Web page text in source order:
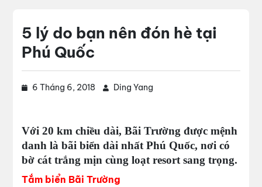
5 lý do bạn nên đón hè tại
Phú Quốc
6 Tháng 6, 2018 Ding Yang
Với 20 km chiều dài, Bãi Trường được mệnh
danh là bãi biển dài nhất Phú Quốc, nơi có
bờ cát trắng mịn cùng loạt resort sang trọng.
Tắm biển Bãi Trường